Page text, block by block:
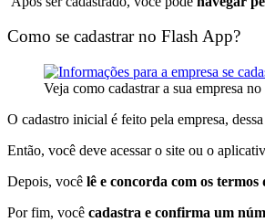
Como se cadastrar no Flash App?
Veja como cadastrar a sua empresa
O cadastro inicial é feito pela empresa,
Então, você deve acessar o site ou o
Depois, você lê e concorda com os
Por fim, você cadastra e confirma um